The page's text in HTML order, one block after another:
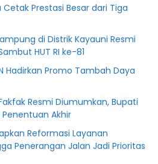
Cetak Prestasi Besar dari Tiga
di Distrik Kayauni Resmi
HUT RI ke-81
Hadirkan Promo Tambah Daya
Resmi Diumumkan, Bupati
Akhir
Reformasi Layanan
Penerangan Jalan Jadi Prioritas